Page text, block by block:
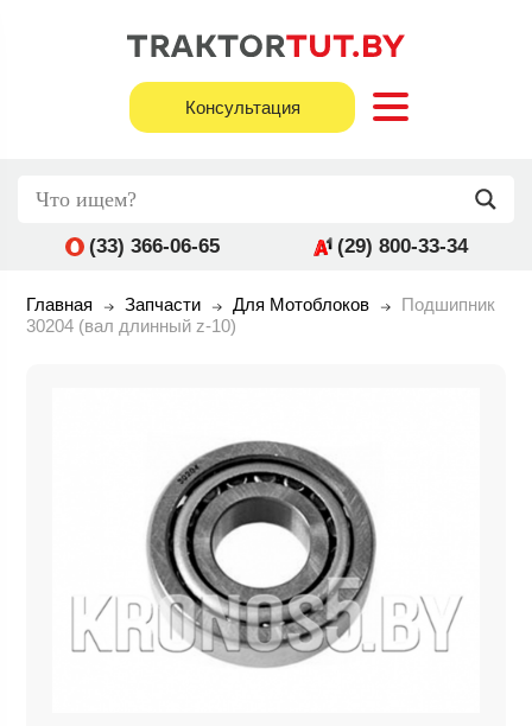
Консультация
(33) 366-06-65 (29) 800-33-34
Главная Запчасти Для Мотоблоков
Подшипник
30204 (вал длинный z-10)